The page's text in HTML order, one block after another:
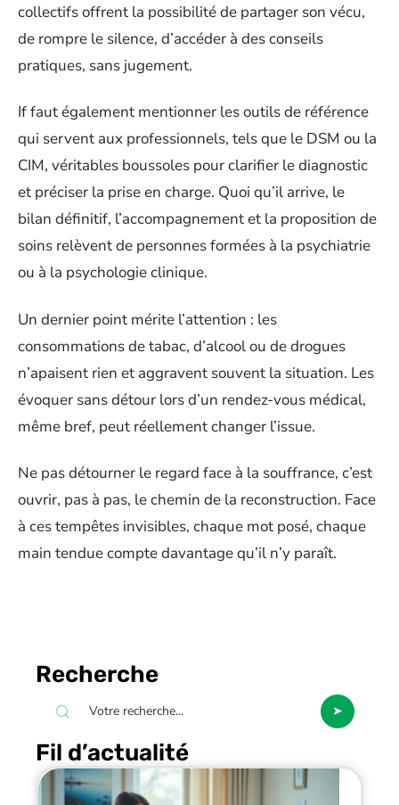
collectifs offrent la possibilité de partager son vécu,
de rompre le silence, d’accéder à des conseils
pratiques, sans jugement.
If faut également mentionner les outils de référence
qui servent aux professionnels, tels que le DSM ou la
CIM, véritables boussoles pour clarifier le diagnostic
et préciser la prise en charge. Quoi qu’il arrive, le
bilan définitif, l’accompagnement et la proposition de
soins relèvent de personnes formées à la psychiatrie
ou à la psychologie clinique.
Un dernier point mérite l’attention : les
consommations de tabac, d’alcool ou de drogues
n’apaisent rien et aggravent souvent la situation. Les
évoquer sans détour lors d’un rendez-vous médical,
même bref, peut réellement changer l’issue.
Ne pas détourner le regard face à la souffrance, c’est
ouvrir, pas à pas, le chemin de la reconstruction. Face
à ces tempêtes invisibles, chaque mot posé, chaque
main tendue compte davantage qu’il n’y paraît.
Recherche
Fil d’actualité